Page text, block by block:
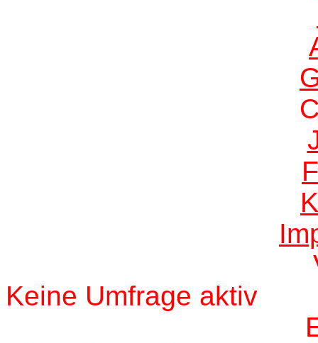
Keine Umfrage aktiv